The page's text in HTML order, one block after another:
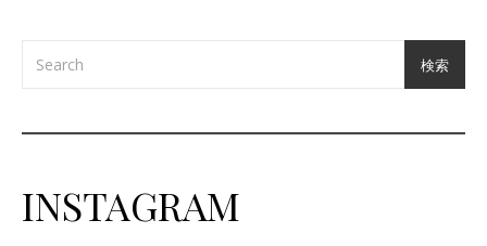
検索
INSTAGRAM